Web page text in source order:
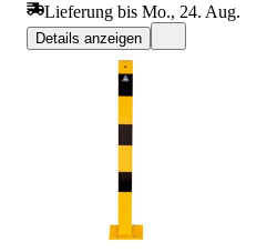
Lieferung bis Mo., 24. Aug.
Details anzeigen